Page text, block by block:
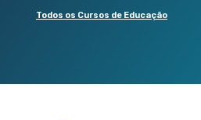
Todos os Cursos de Educação